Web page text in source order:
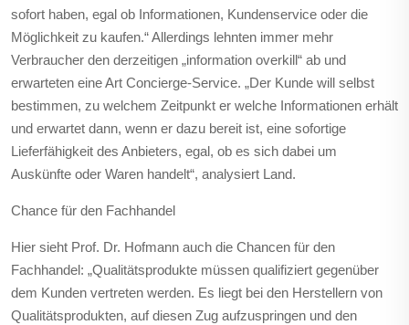
sofort haben, egal ob Informationen, Kundenservice oder die
Möglichkeit zu kaufen.“ Allerdings lehnten immer mehr
Verbraucher den derzeitigen „information overkill“ ab und
erwarteten eine Art Concierge-Service. „Der Kunde will selbst
bestimmen, zu welchem Zeitpunkt er welche Informationen erhält
und erwartet dann, wenn er dazu bereit ist, eine sofortige
Lieferfähigkeit des Anbieters, egal, ob es sich dabei um
Auskünfte oder Waren handelt“, analysiert Land.
Chance für den Fachhandel
Hier sieht Prof. Dr. Hofmann auch die Chancen für den
Fachhandel: „Qualitätsprodukte müssen qualifiziert gegenüber
dem Kunden vertreten werden. Es liegt bei den Herstellern von
Qualitätsprodukten, auf diesen Zug aufzuspringen und den